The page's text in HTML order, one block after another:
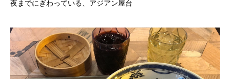
夜までにぎわっている、アジアン屋台